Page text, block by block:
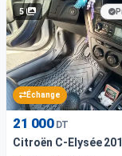
5
Échange
21 000 DT
Citroën C-Elysée